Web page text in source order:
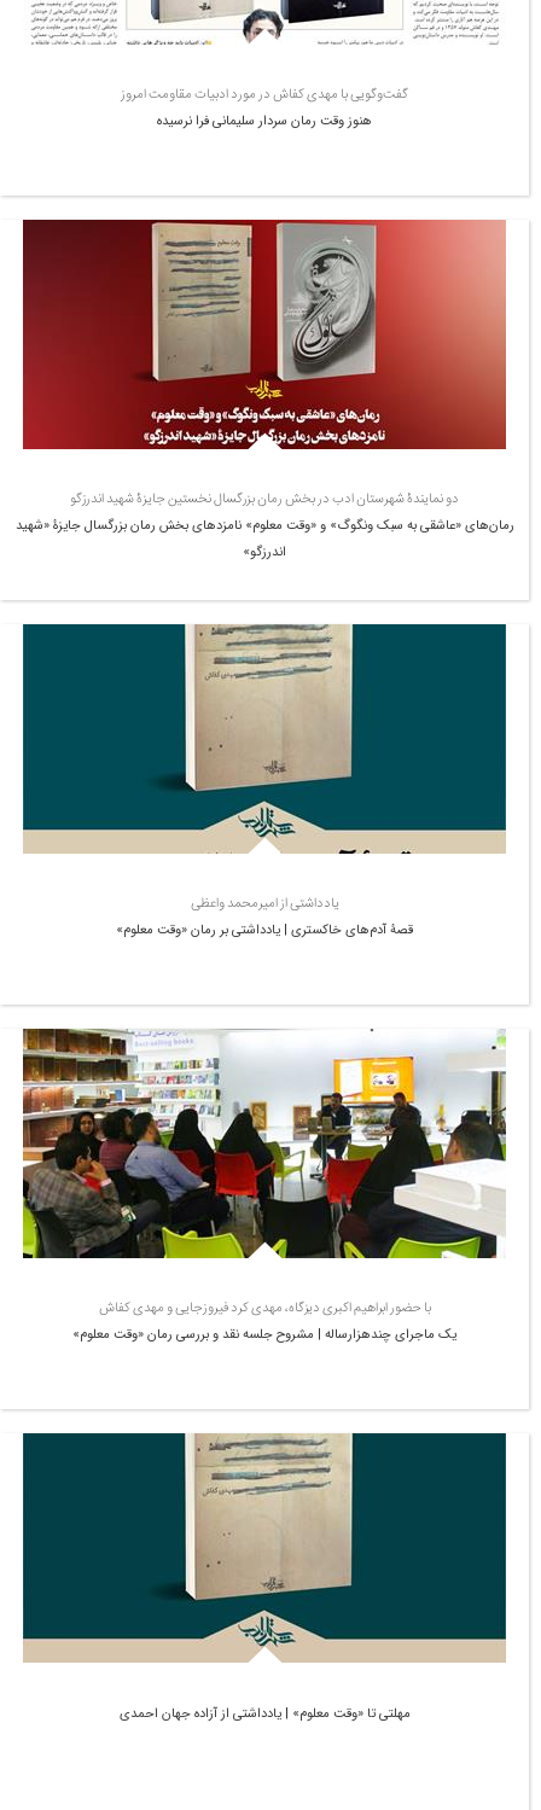
گفت‌وگویی با مهدی کفاش در مورد ادبیات مقاومت امروز
هنوز وقت رمان سردار سلیمانی فرا نرسیده
دو نمایندۀ شهرستان ادب در بخش رمان بزرگسال نخستین جایزۀ شهید اندرزگو
رمان‌های «عاشقی به سبک ونگوگ» و «وقت معلوم» نامزدهای بخش رمان بزرگسال جایزۀ «شهید
اندرزگو»
یادداشتی از امیرمحمد واعظی
قصۀ آدم‌های خاکستری | یادداشتی بر رمان «وقت معلوم»
با حضور ابراهیم اکبری دیزگاه، مهدی کرد فیروزجایی و مهدی کفاش
یک ماجرای چندهزارساله | مشروح جلسه نقد و بررسی رمان «وقت معلوم»
مهلتی تا «وقت معلوم» | یادداشتی از آزاده جهان احمدی